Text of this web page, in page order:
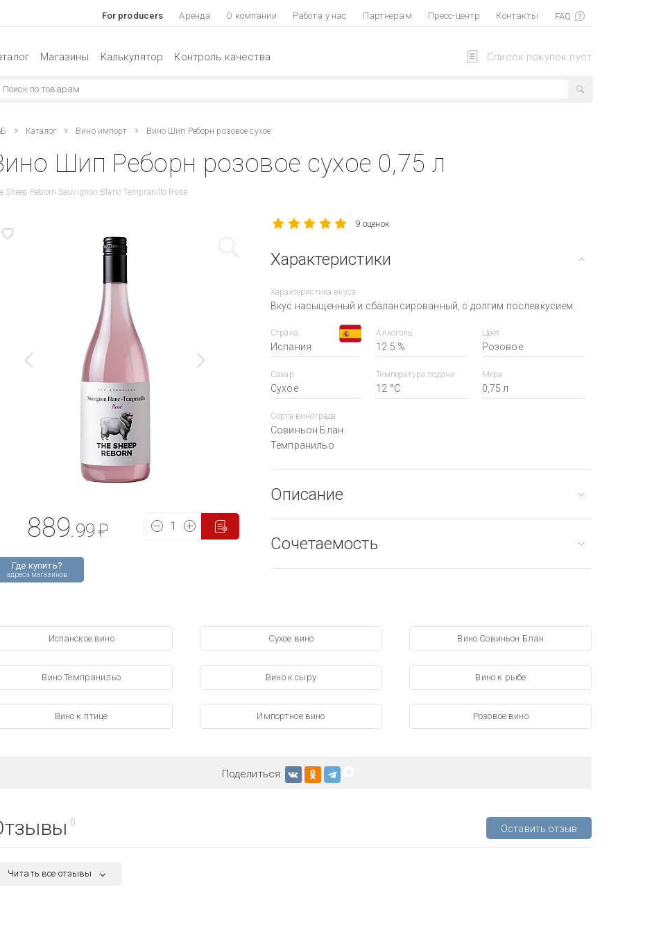
For producers Аренда О компании Работа у нас Партнерам Пресс-центр Контакты
Список покупок пуст
Магазины Калькулятор Контроль качества
Каталог Вино импорт Вино Шип Реборн розовое сухое
Шип Реборн розовое сухое 0,75 л
Sheep Reborn Sauvignon Blanc Tempranillo Rose
Где купить?
адреса магазинов
889 .99₽
9 оценок
Характеристики
Характеристика вкуса
Вкус насыщенный и сбалансированный, с долгим послевкусием.
Страна
Испания
Алкоголь
12.5 %
Цвет
Розовое
Сахар
Сухое
Температура подачи
12 °С
Мера
0,75 л
Сорта винограда
Совиньон Блан
Темпранильо
Описание
Сочетаемость
Испанское вино Сухое вино Вино Совиньон Блан
Вино Темпранильо Вино к сыру Вино к рыбе
Вино к птице Импортное вино Розовое вино
Поделиться:
0
Оставить отзыв
Читать все отзывы